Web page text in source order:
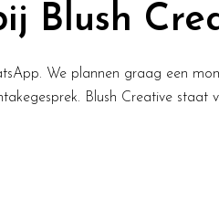
Blush
We plannen graag een
Blush Creative staat